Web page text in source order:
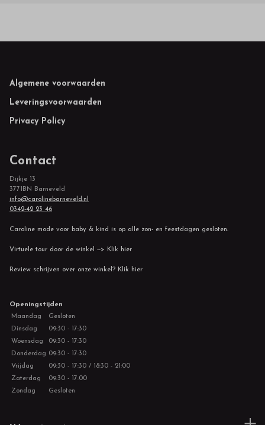
Footer
Algemene voorwaarden
Leveringsvoorwaarden
Privacy Policy
Contact
Dijkje 13
3771BN Barneveld
info@carolinebarneveld.nl
0342-42 23 46
Caroline mode voor baby & kind is op alle zon- en feestdagen gesloten.
Virtuele tour door de winkel --> Klik hier
Review schrijven over onze winkel? Klik hier
Openingstijden
Maandag
Gesloten
Dinsdag
09:30 - 17:30
Woensdag
09:30 - 17:30
Donderdag 09:30 - 17:30
Vrijdag
09:30 - 17:30 / 18:30 - 21:00
Zaterdag
09:30 - 17:00
Zondag
Gesloten